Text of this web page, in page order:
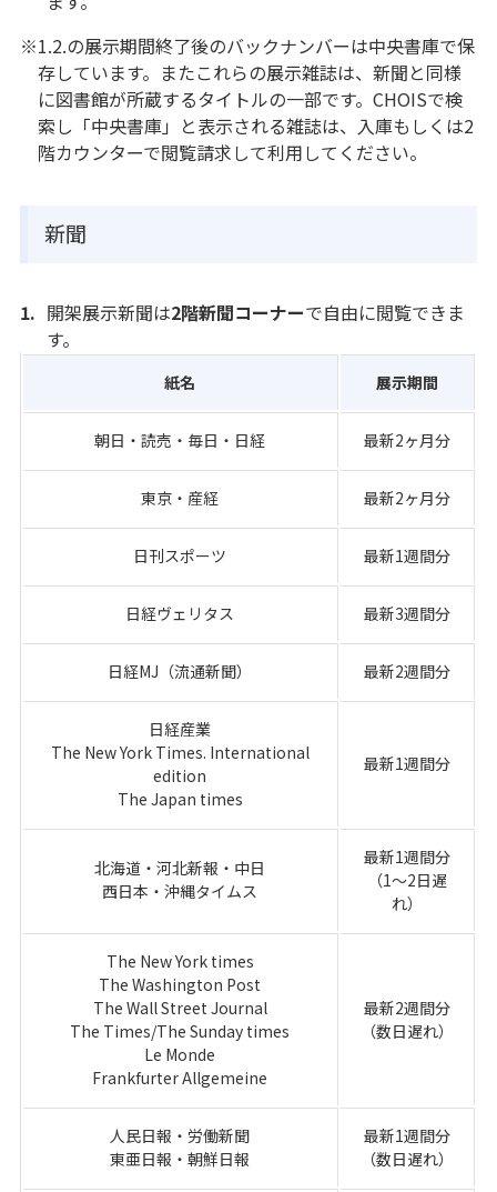
※1.2.の展示期間終了後のバックナンバーは中央書庫で保
存しています。またこれらの展示雑誌は、新聞と同様
に図書館が所蔵するタイトルの一部です。CHOISで検
索し「中央書庫」と表示される雑誌は、入庫もしくは2
階カウンターで閲覧請求して利用してください。
新聞
開架展示新聞は2階新聞コーナーで自由に閲覧できま
す。
紙名 展示期間
朝日・読売・毎日・日経 最新2ヶ月分
東京・産経 最新2ヶ月分
日刊スポーツ 最新1週間分
日経ヴェリタス 最新3週間分
日経MJ（流通新聞） 最新2週間分
日経産業
The New York Times. International
edition
The Japan times
最新1週間分
北海道・河北新報・中日
西日本・沖縄タイムス
最新1週間分
（1〜2日遅
れ）
The New York times
The Washington Post
The Wall Street Journal
The Times/The Sunday times
Le Monde
Frankfurter Allgemeine
最新2週間分
（数日遅れ）
人民日報・労働新聞
東亜日報・朝鮮日報
最新1週間分
（数日遅れ）